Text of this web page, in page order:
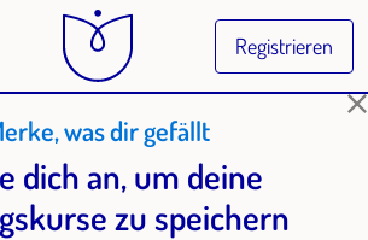
Registrieren
was dir gefällt
dich an, um deine
zu speichern